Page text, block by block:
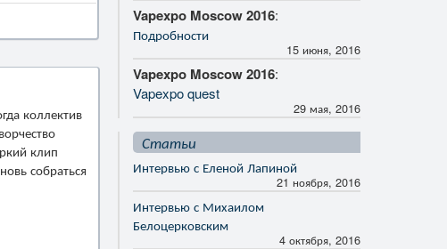
коллектив
клип
собраться
Vapexpo Moscow 2016:
Подробности
15 июня, 2016
Vapexpo Moscow 2016:
Vapexpo quest
29 мая, 2016
Статьи
Интервью с Еленой Лапиной
21 ноября, 2016
Интервью с Михаилом
Белоцерковским
4 октября, 2016